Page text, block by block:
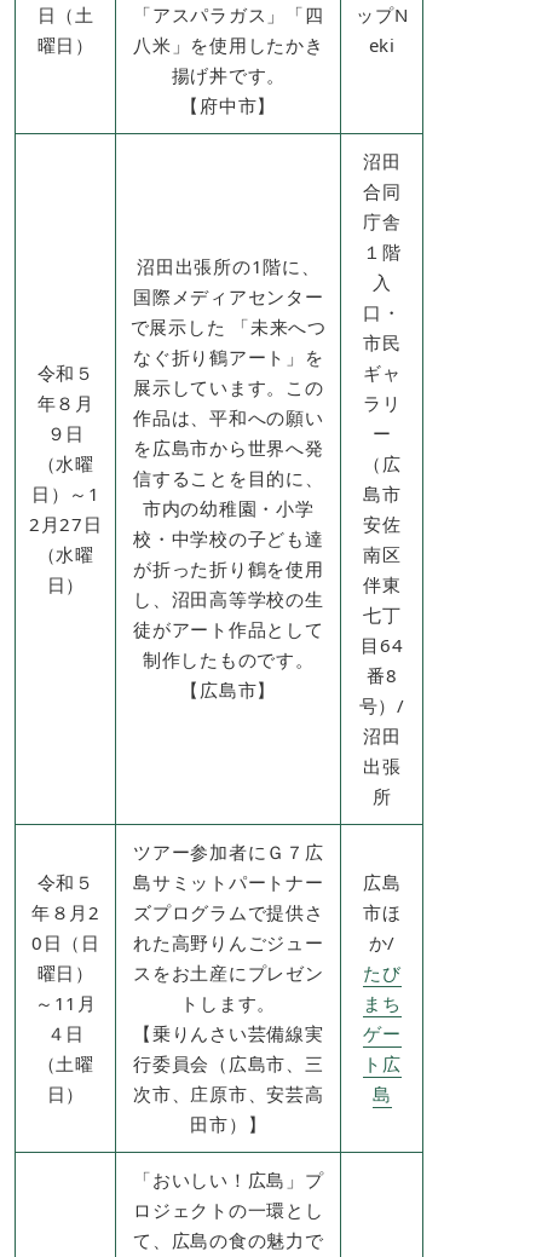
日（土
曜日）
「アスパラガス」「四
八米」を使用したかき
揚げ丼です。
【府中市】
ップN
eki
令和５
年８月
９日
（水曜
日）～1
2月27日
（水曜
日）
沼田出張所の1階に、
国際メディアセンター
で展示した 「未来へつ
なぐ折り鶴アート」を
展示しています。この
作品は、平和への願い
を広島市から世界へ発
信することを目的に、
市内の幼稚園・小学
校・中学校の子ども達
が折った折り鶴を使用
し、沼田高等学校の生
徒がアート作品として
制作したものです。
【広島市】
沼田
合同
庁舎
１階
入
口・
市民
ギャ
ラリ
ー
（広
島市
安佐
南区
伴東
七丁
目64
番8
号）/
​沼田
出張
所
令和５
年８月2
0日（日
曜日）
～11月
４日
（土曜
日）
ツアー参加者にＧ７広
島サミットパートナー
ズプログラムで提供さ
れた高野りんごジュー
スをお土産にプレゼン
トします。
【乗りんさい芸備線実
行委員会（広島市、三
次市、庄原市、安芸高
田市）】
広島
市ほ
か​/
たび
まち
ゲー
ト広
島
「おいしい！広島」プ
ロジェクトの一環とし
て、広島の食の魅力で